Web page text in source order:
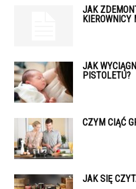
JAK
KIEROWNICY
JAK
PISTOLETU?
CZYM CIĄĆ
JAK SIĘ